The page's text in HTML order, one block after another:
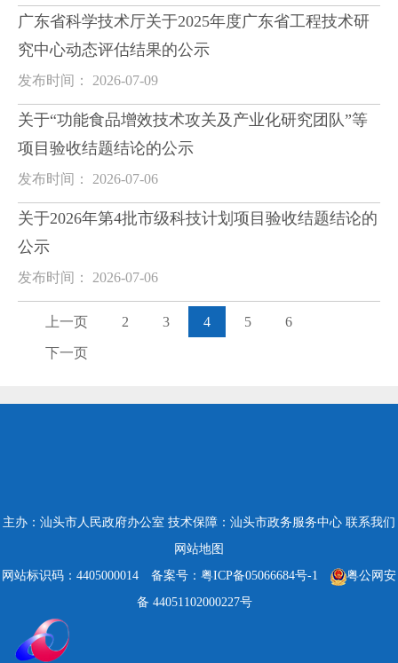
广东省科学技术厅关于2025年度广东省工程技术研
究中心动态评估结果的公示
发布时间： 2026-07-09
关于“功能食品增效技术攻关及产业化研究团队”等
项目验收结题结论的公示
发布时间： 2026-07-06
关于2026年第4批市级科技计划项目验收结题结论的
公示
发布时间： 2026-07-06
上一页 2 3 4 5 6
下一页
主办：汕头市人民政府办公室 技术保障：汕头市政务服务中心 联系我们
网站地图
网站标识码：4405000014
备案号：粤ICP备05066684号-1
粤公网安
备 44051102000227号